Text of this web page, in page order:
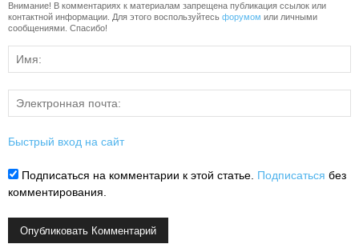
Внимание! В комментариях к материалам запрещена публикация ссылок или
контактной информации. Для этого воспользуйтесь форумом или личными
сообщениями. Спасибо!
Быстрый вход на сайт
Подписаться на комментарии к этой статье. Подписаться без
комментирования.